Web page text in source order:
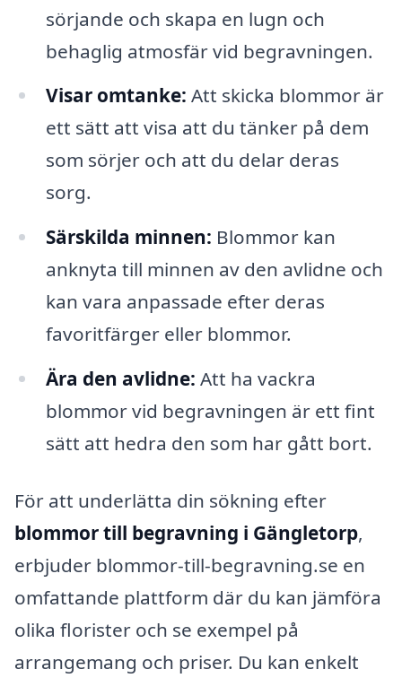
sörjande och skapa en lugn och
behaglig atmosfär vid begravningen.
Visar omtanke: Att skicka blommor är
ett sätt att visa att du tänker på dem
som sörjer och att du delar deras
sorg.
Särskilda minnen: Blommor kan
anknyta till minnen av den avlidne och
kan vara anpassade efter deras
favoritfärger eller blommor.
Ära den avlidne: Att ha vackra
blommor vid begravningen är ett fint
sätt att hedra den som har gått bort.
För att underlätta din sökning efter
blommor till begravning i Gängletorp,
erbjuder blommor-till-begravning.se en
omfattande plattform där du kan jämföra
olika florister och se exempel på
arrangemang och priser. Du kan enkelt